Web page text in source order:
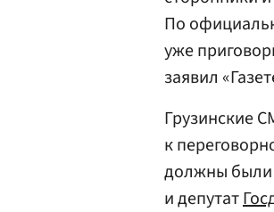
По
уже
заявил
Грузинские
к
должны были
и депутат